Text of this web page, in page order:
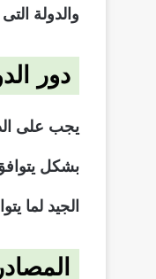
والدولة
دور
يجب على
بشكل
الجيد لما
المصادر